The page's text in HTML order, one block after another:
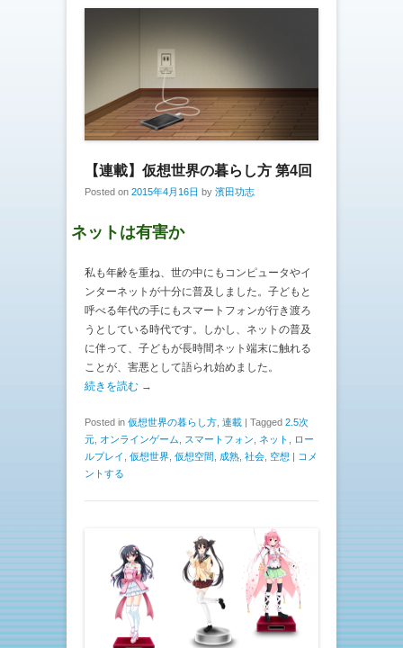
【連載】仮想世界の暮らし方 第4回
Posted on 2015年4月16日 by 濱田功志
ネットは有害か
私も年齢を重ね、世の中にもコンピュータやイ
ンターネットが十分に普及しました。子どもと
呼べる年代の手にもスマートフォンが行き渡ろ
うとしている時代です。しかし、ネットの普及
に伴って、子どもが長時間ネット端末に触れる
ことが、害悪として語られ始めました。
続きを読む →
Posted in 仮想世界の暮らし方 連載 Tagged 2.5次
元 オンラインゲーム スマートフォン ネット
ロー
ルプレイ
仮想世界 仮想空間 成熟 社会 空想
コメ
ントする